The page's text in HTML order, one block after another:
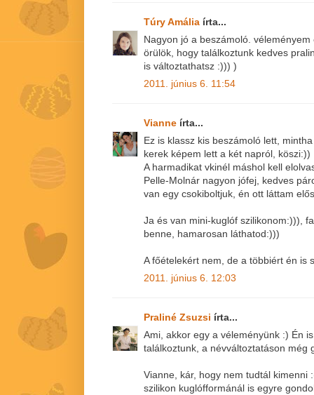
Túry Amália írta...
Nagyon jó a beszámoló.
örülök, hogy találkoztunk kedves
is változtathatsz :))) )
2011. június 6. 11:54
Vianne írta...
Ez is klassz kis beszámoló lett,
kerek képem lett a két napról, köszi:))
A harmadikat vkinél máshol kell
Pelle-Molnár nagyon jófej, kedves
van egy csokiboltjuk, én ott láttam
Ja és van mini-kuglóf szilikonom:))),
benne, hamarosan láthatod:)))
A főételekért nem, de a többiért én is
2011. június 6. 12:03
Praliné Zsuzsi írta...
Ami, akkor egy a véleményünk :) Én
találkoztunk, a névváltoztatáson még
Vianne, kár, hogy nem tudtál kimenni
szilikon kuglófformánál is egyre